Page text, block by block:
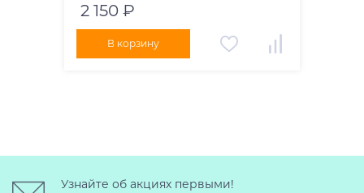
2 150 ₽
В корзину
Узнайте об акциях первыми!